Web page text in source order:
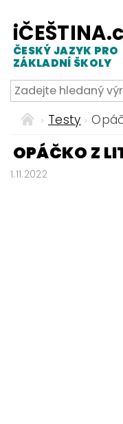
ČESKÝ JAZYK PRO
ZÁKLADNÍ ŠKOLY
Testy
OPÁČKO Z
1.11.2022